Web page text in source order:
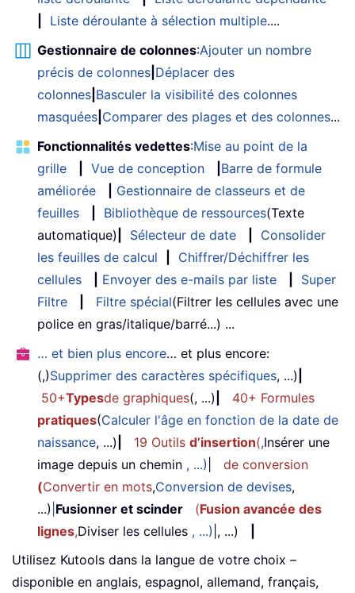
Liste déroulante à sélection multiple....
Gestionnaire de colonnes:Ajouter un nombre
précis de colonnes Déplacer des
colonnes Basculer la visibilité des colonnes
masquées Comparer des plages et des colonnes...
Fonctionnalités vedettes:Mise au point de la
grille
Vue de conception
Barre de formule
améliorée
Gestionnaire de classeurs et de
feuilles
Bibliothèque de ressources(Texte
automatique)
Sélecteur de date
Consolider
les feuilles de calcul
Chiffrer/Déchiffrer les
cellules
Envoyer des e-mails par liste
Super
Filtre
Filtre spécial(Filtrer les cellules avec une
police en gras/italique/barré...) ...
… et bien plus encore… et plus encore:
(,)Supprimer des caractères spécifiques, ...)
50+Typesde graphiques(, ...)
40+ Formules
pratiques(Calculer l'âge en fonction de la date de
naissance, ...) 19 Outils d’insertion(,Insérer une
image depuis un chemin , ...)
de conversion
(Convertir en mots,Conversion de devises,
...) Fusionner et scinder (Fusion avancée des
lignes,Diviser les cellules , ...) |, ...)
Utilisez Kutools dans la langue de votre choix –
disponible en anglais, espagnol, allemand, français,